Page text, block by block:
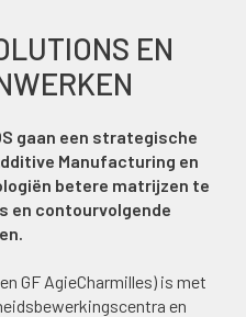
EN
gaan een strategische
Manufacturing en
betere matrijzen te
en contourvolgende
GF AgieCharmilles) is met
en